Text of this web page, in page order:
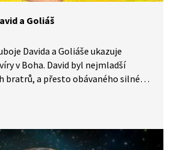
a Goliáš
Davida a Goliáše ukazuje
v Boha. David byl nejmladší
bratrů, a přesto obávaného silného